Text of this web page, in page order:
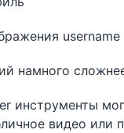
username
намного
инструменты
видео или